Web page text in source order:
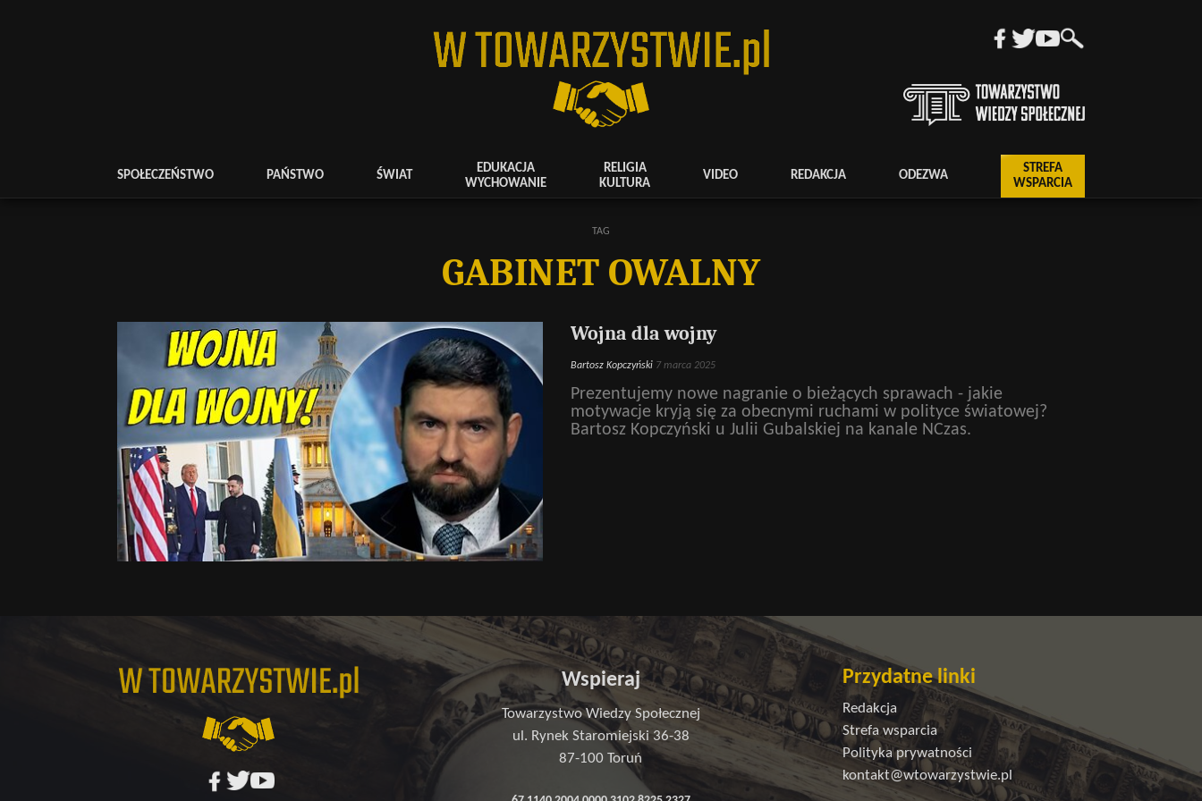
SPOŁECZEŃSTWO PAŃSTWO ŚWIAT
EDUKACJA
WYCHOWANIE
RELIGIA
KULTURA
VIDEO REDAKCJA ODEZWA
STREFA
WSPARCIA
TAG
GABINET OWALNY
Wojna dla wojny
Bartosz Kopczyński 7 marca 2025
Prezentujemy nowe nagranie o bieżących sprawach - jakie
motywacje kryją się za obecnymi ruchami w polityce światowej?
Bartosz Kopczyński u Julii Gubalskiej na kanale NCzas.
Wspieraj
Towarzystwo Wiedzy Społecznej
ul. Rynek Staromiejski 36-38
87-100 Toruń
Przydatne linki
Redakcja
Strefa wsparcia
Polityka prywatności
kontakt@wtowarzystwie.pl